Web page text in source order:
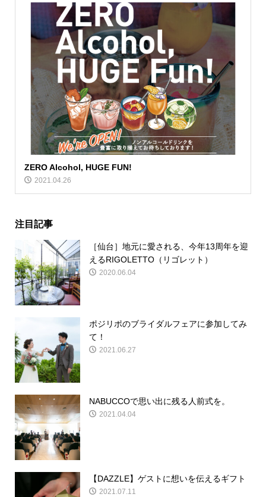
ZERO Alcohol, HUGE FUN!
2021.04.26
注目記事
［仙台］地元に愛される、今年13周年を迎
えるRIGOLETTO（リゴレット）
2020.06.04
ポジリポのブライダルフェアに参加してみ
て！
2021.06.27
NABUCCOで思い出に残る人前式を。
2021.04.04
【DAZZLE】ゲストに想いを伝えるギフト
2021.07.11